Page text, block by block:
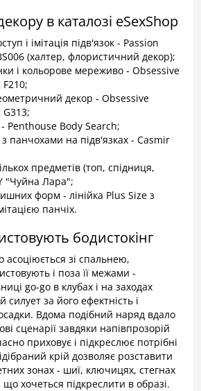
в каталозі eSexShop
і імітація підв'язок - Passion
(халтер, флористичний декор);
і кольорове мереживо - Obsessive
декор - Obsessive
- Penthouse Body Search;
з панчохами на підв'язках - Casmir
предметів (топ, спідниця,
"Чуйна Лара";
форм - лінійка Plus Size з
панчіх.
бодистокінг
зі спальнею,
і поза її межами -
go-go в клубах і на заходах
за його ефектність і
Вдома подібний наряд вдало
сценарії завдяки напівпрозорій
приховує і підкреслює потрібні
крій дозволяє розставити
зонах - шиї, ключицях, стегнах
що хочеться підкреслити в образі.